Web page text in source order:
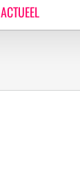
ACTUEEL